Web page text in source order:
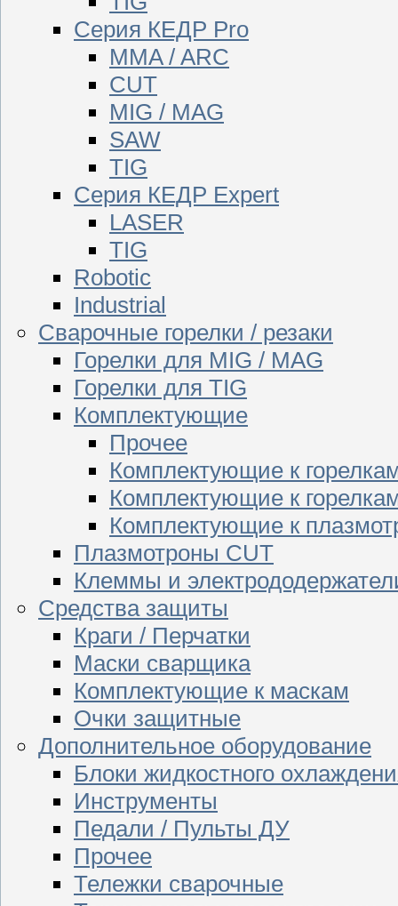
Серия КЕДР Pro
MMA / ARC
CUT
MIG / MAG
SAW
TIG
Серия КЕДР Expert
LASER
TIG
Robotic
Industrial
Сварочные горелки / резаки
Горелки для MIG / MAG
Горелки для TIG
Комплектующие
Прочее
Комплектующие к
Комплектующие к
Комплектующие к
Плазмотроны CUT
Клеммы и
Средства защиты
Краги / Перчатки
Маски сварщика
Комплектующие к маскам
Очки защитные
Дополнительное оборудование
Блоки жидкостного
Инструменты
Педали / Пульты ДУ
Прочее
Тележки сварочные